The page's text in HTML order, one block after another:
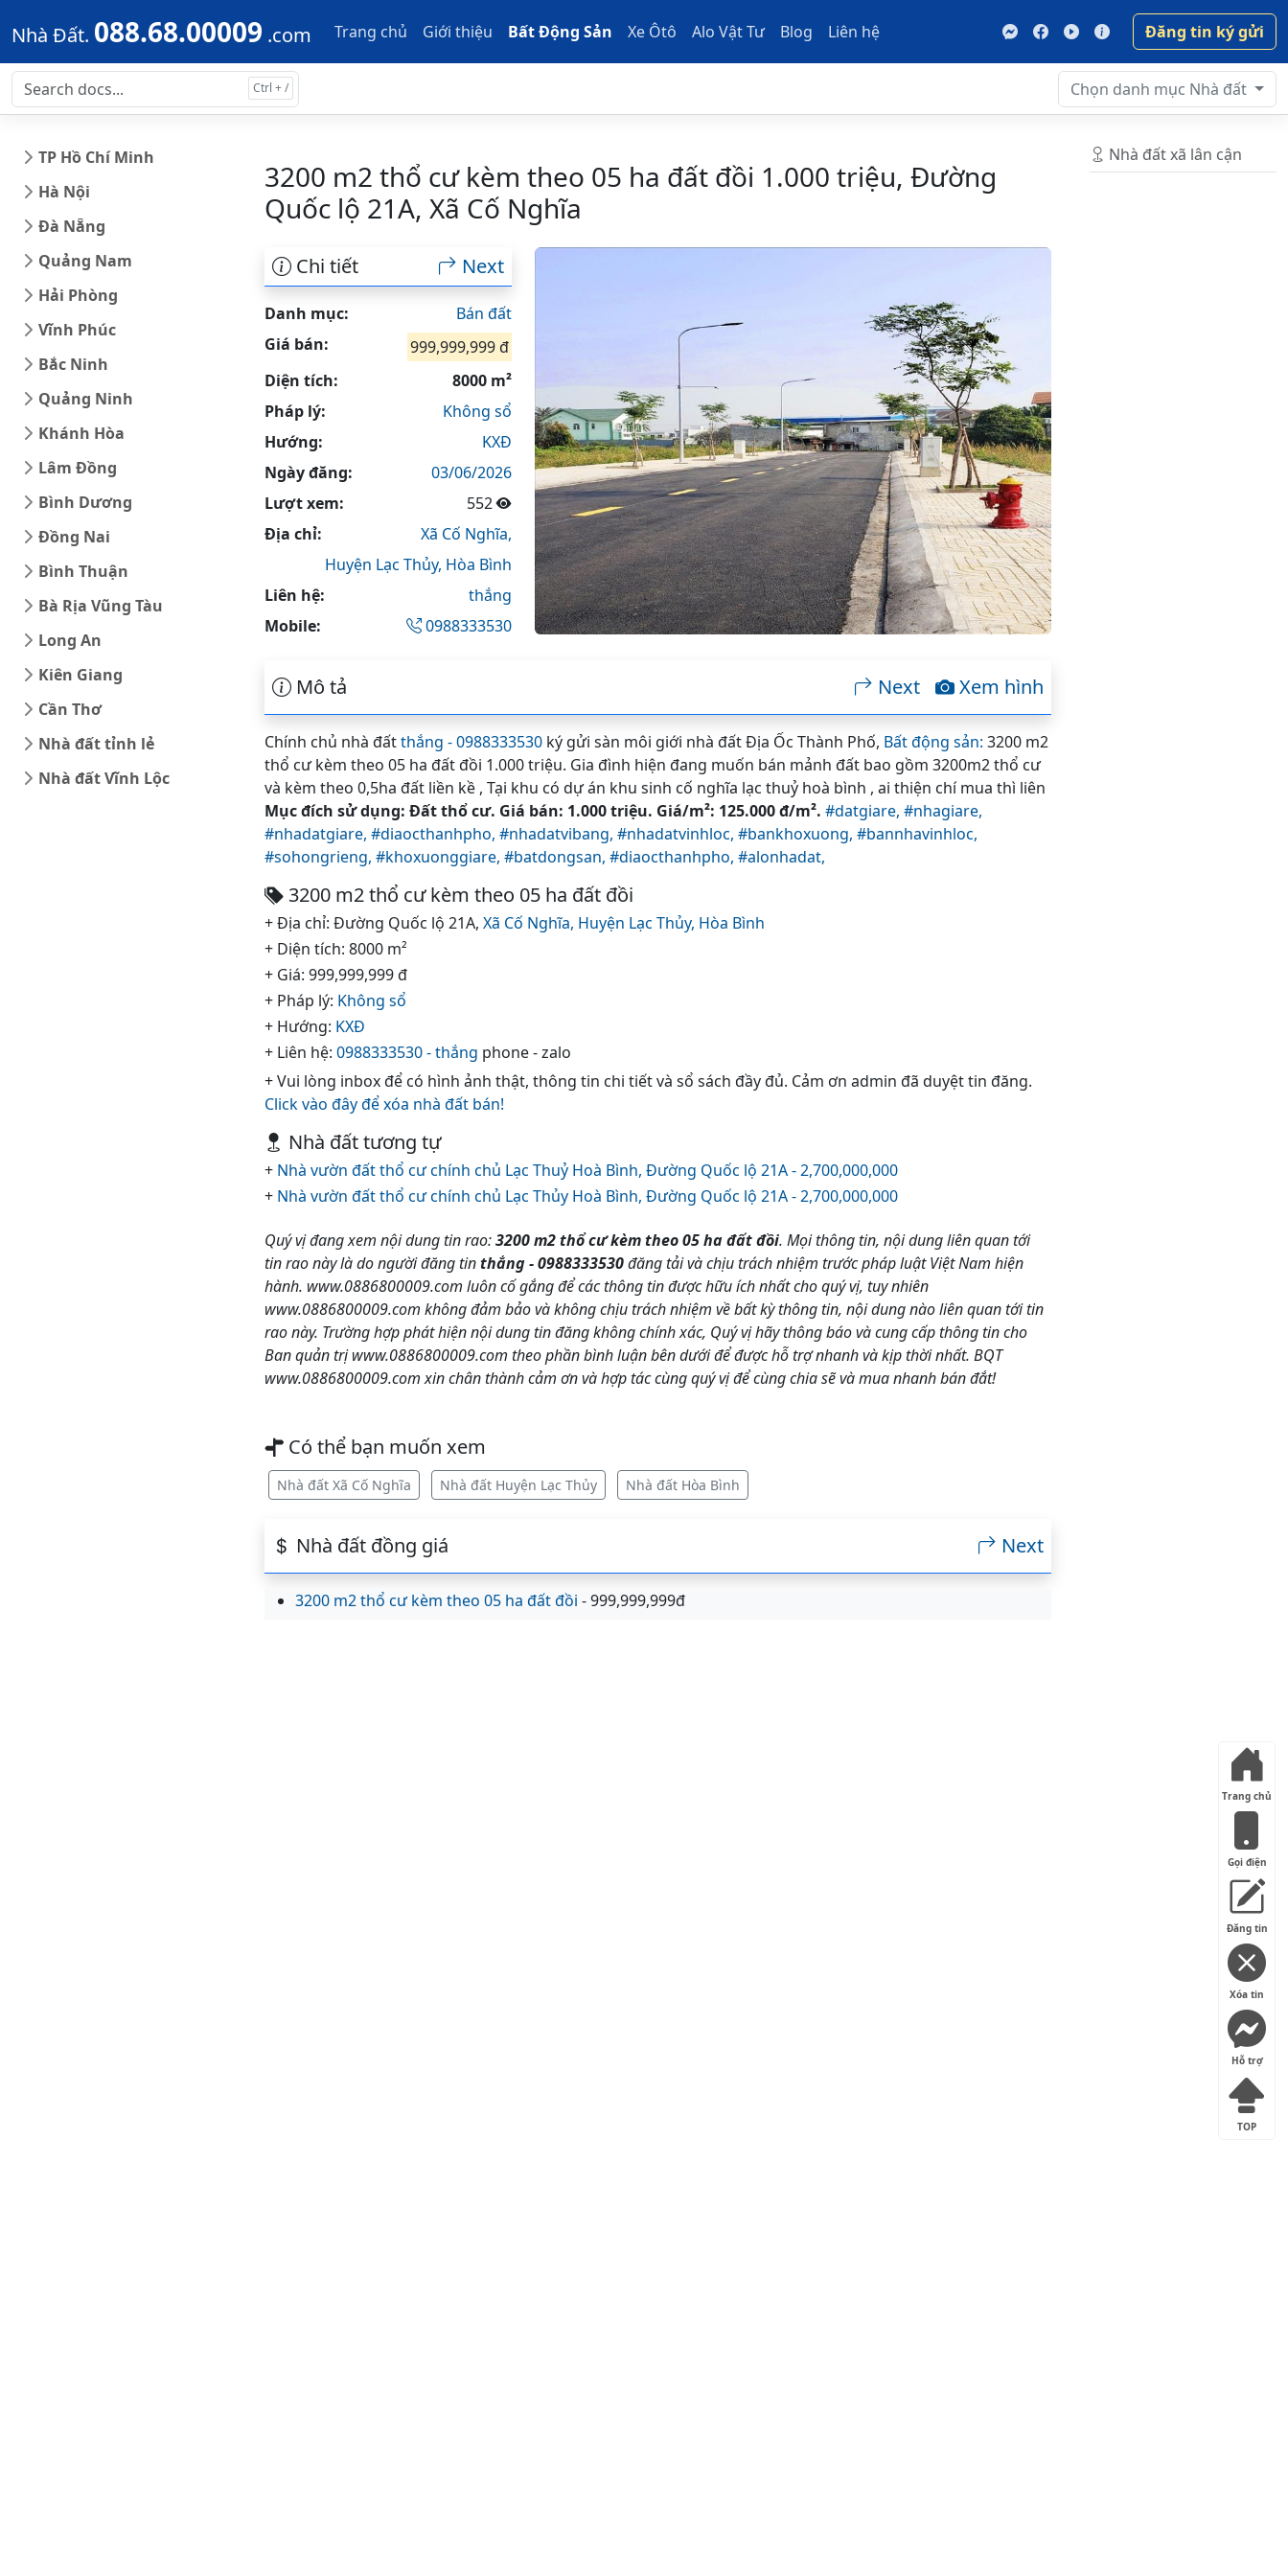
Skip to main content Skip to docs navigation
Nhà Đất. 088.68.00009 .com Trang chủ Giới thiệu Bất Động Sản Xe Ôtô Alo Vật Tư Blog Liên hệ Đăng tin ký gửi
Chọn danh mục Nhà đất
TP Hồ Chí Minh
Hà Nội
Đà Nẵng
Quảng Nam
Hải Phòng
Vĩnh Phúc
Bắc Ninh
Quảng Ninh
Khánh Hòa
Lâm Đồng
Bình Dương
Đồng Nai
Bình Thuận
Bà Rịa Vũng Tàu
Long An
Kiên Giang
Cần Thơ
Nhà đất tỉnh lẻ
Nhà đất Vĩnh Lộc
3200 m2 thổ cư kèm theo 05 ha đất đồi 1.000 triệu, Đường
Quốc lộ 21A, Xã Cố Nghĩa
Chi tiết Next
Danh mục:
Bán đất
Giá bán:
999,999,999 đ
Diện tích:
8000 m²
Pháp lý:
Không sổ
Hướng:
KXĐ
Ngày đăng:
03/06/2026
Lượt xem:
552
Địa chỉ:
Xã Cố Nghĩa,
Huyện Lạc Thủy, Hòa Bình
Liên hệ:
thắng
Mobile:
0988333530
Mô tả Xem hình
Next
Chính chủ nhà đấtthắng - 0988333530 ký gửi sàn môi giới nhà đất Địa Ốc Thành Phố, Bất động sản: 3200 m2
thổ cư kèm theo 05 ha đất đồi 1.000 triệu. Gia đình hiện đang muốn bán mảnh đất bao gồm 3200m2 thổ cư
và kèm theo 0,5ha đất liền kề , Tại khu có dự án khu sinh cố nghĩa lạc thuỷ hoà bình , ai thiện chí mua thì liên
Mục đích sử dụng: Đất thổ cư. Giá bán: 1.000 triệu. Giá/m²: 125.000 đ/m². #datgiare, #nhagiare,
#nhadatgiare, #diaocthanhpho, #nhadatvibang, #nhadatvinhloc, #bankhoxuong, #bannhavinhloc,
#sohongrieng, #khoxuonggiare, #batdongsan, #diaocthanhpho, #alonhadat,
3200 m2 thổ cư kèm theo 05 ha đất đồi
+ Địa chỉ: Đường Quốc lộ 21A, Xã Cố Nghĩa, Huyện Lạc Thủy, Hòa Bình
+ Diện tích: 8000 m²
+ Giá: 999,999,999 đ
+ Pháp lý: Không sổ
+ Hướng: KXĐ
+ Liên hệ: 0988333530 - thắng phone - zalo
+ Vui lòng inbox để có hình ảnh thật, thông tin chi tiết và sổ sách đầy đủ. Cảm ơn admin đã duyệt tin đăng.
Click vào đây để xóa nhà đất bán!
Nhà đất tương tự
+ Nhà vườn đất thổ cư chính chủ Lạc Thuỷ Hoà Bình, Đường Quốc lộ 21A - 2,700,000,000
+ Nhà vườn đất thổ cư chính chủ Lạc Thủy Hoà Bình, Đường Quốc lộ 21A - 2,700,000,000
Quý vị đang xem nội dung tin rao:3200 m2 thổ cư kèm theo 05 ha đất đồi. Mọi thông tin, nội dung liên quan tới
tin rao này là do người đăng tinthắng - 0988333530đăng tải và chịu trách nhiệm trước pháp luật Việt Nam hiện
hành. www.0886800009.com luôn cố gắng để các thông tin được hữu ích nhất cho quý vị, tuy nhiên
www.0886800009.com không đảm bảo và không chịu trách nhiệm về bất kỳ thông tin, nội dung nào liên quan tới tin
rao này. Trường hợp phát hiện nội dung tin đăng không chính xác, Quý vị hãy thông báo và cung cấp thông tin cho
Ban quản trị www.0886800009.com theo phần bình luận bên dưới để được hỗ trợ nhanh và kịp thời nhất. BQT
www.0886800009.com xin chân thành cảm ơn và hợp tác cùng quý vị để cùng chia sẽ và mua nhanh bán đắt!
Có thể bạn muốn xem
Nhà đất Xã Cố Nghĩa Nhà đất Huyện Lạc Thủy Nhà đất Hòa Bình
Nhà đất đồng giá Next
3200 m2 thổ cư kèm theo 05 ha đất đồi - 999,999,999đ
Trang chủ
Gọi điện
Đăng tin
Xóa tin
Hỗ trợ
TOP
Nhà đất xã lân cận